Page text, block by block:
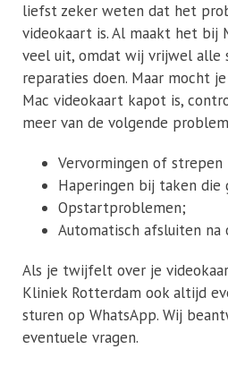
liefst zeker weten dat het
videokaart is. Al maakt het bij
veel uit, omdat wij vrijwel alle
reparaties doen. Maar mocht
Mac videokaart kapot is,
meer van de volgende
Vervormingen of
Haperingen bij taken die
Opstartproblemen;
Automatisch afsluiten na
Als je twijfelt over je
Kliniek Rotterdam ook altijd
sturen op WhatsApp. Wij
eventuele vragen.